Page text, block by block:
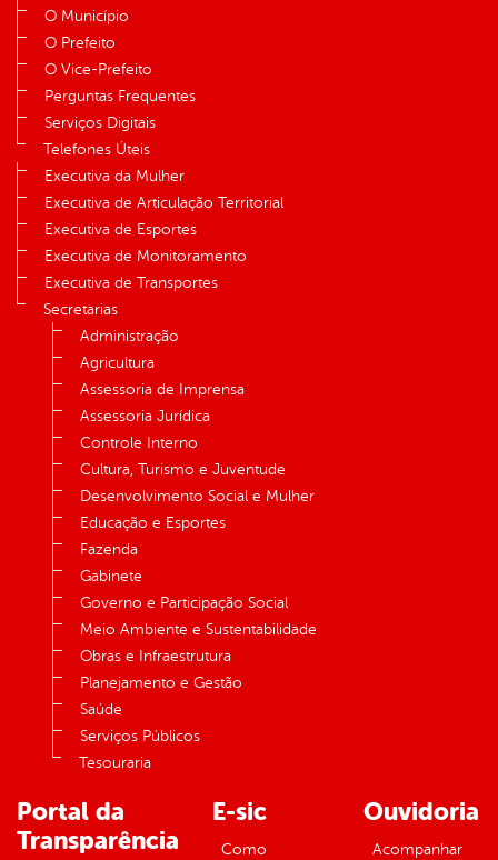
O Município
O Prefeito
O Vice-Prefeito
Perguntas Frequentes
Serviços Digitais
Telefones Úteis
Executiva da Mulher
Executiva de Articulação Territorial
Executiva de Esportes
Executiva de Monitoramento
Executiva de Transportes
Secretarias
Administração
Agricultura
Assessoria de Imprensa
Assessoria Jurídica
Controle Interno
Cultura, Turismo e Juventude
Desenvolvimento Social e Mulher
Educação e Esportes
Fazenda
Gabinete
Governo e Participação Social
Meio Ambiente e Sustentabilidade
Obras e Infraestrutura
Planejamento e Gestão
Saúde
Serviços Públicos
Tesouraria
Portal da
Transparência
E-sic
Como
Ouvidoria
Acompanhar